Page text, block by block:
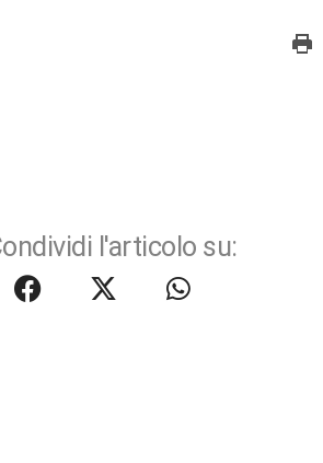
l'articolo su: